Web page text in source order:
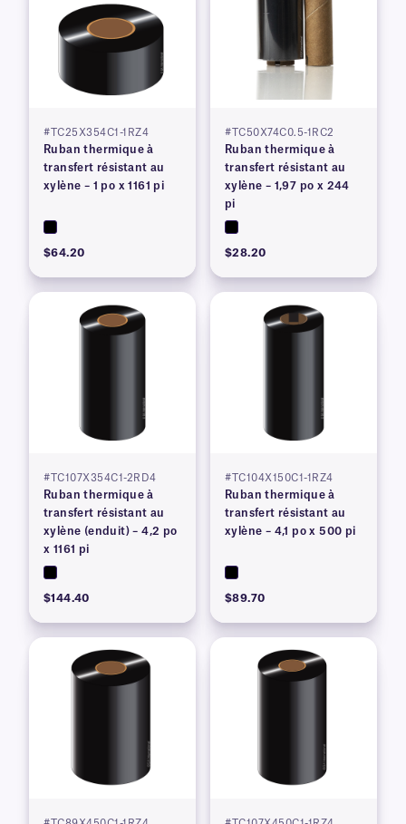
#TC25X354C1-1RZ4
Ruban thermique à
transfert résistant au
xylène – 1 po x 1161 pi
$64.20
#TC50X74C0.5-1RC2
Ruban thermique à
transfert résistant au
xylène – 1,97 po x 244
pi
$28.20
#TC107X354C1-2RD4
Ruban thermique à
transfert résistant au
xylène (enduit) – 4,2 po
x 1161 pi
$144.40
#TC104X150C1-1RZ4
Ruban thermique à
transfert résistant au
xylène – 4,1 po x 500 pi
$89.70